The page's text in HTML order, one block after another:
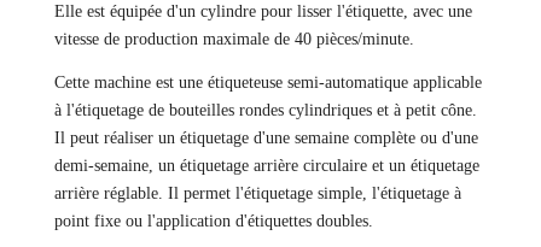
Elle est équipée d'un cylindre pour lisser l'étiquette, avec une
vitesse de production maximale de 40 pièces/minute.
Cette machine est une étiqueteuse semi-automatique applicable
à l'étiquetage de bouteilles rondes cylindriques et à petit cône.
Il peut réaliser un étiquetage d'une semaine complète ou d'une
demi-semaine, un étiquetage arrière circulaire et un étiquetage
arrière réglable. Il permet l'étiquetage simple, l'étiquetage à
point fixe ou l'application d'étiquettes doubles.